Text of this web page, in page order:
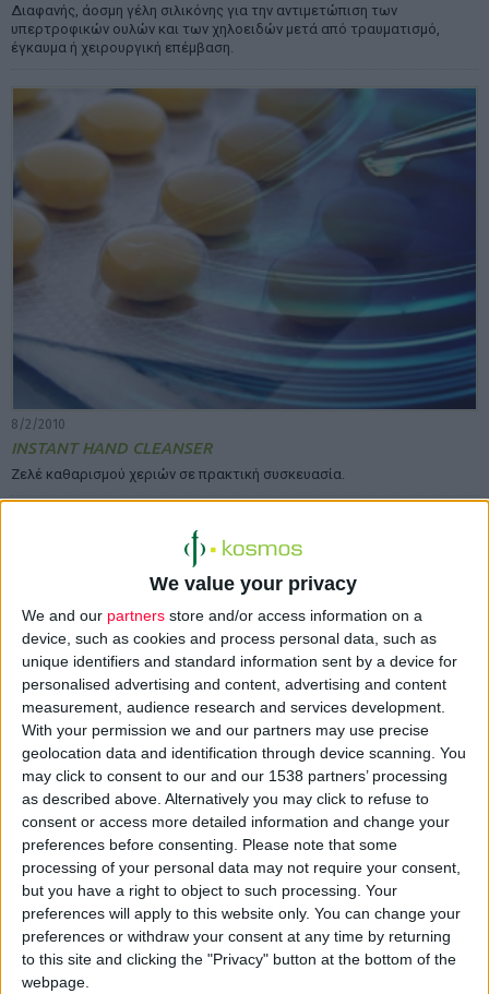
We value your privacy
We and our partners store and/or access information on a
device, such as cookies and process personal data, such as
unique identifiers and standard information sent by a device for
personalised advertising and content, advertising and content
measurement, audience research and services development.
With your permission we and our partners may use precise
geolocation data and identification through device scanning. You
may click to consent to our and our 1538 partners’ processing
as described above. Alternatively you may click to refuse to
consent or access more detailed information and change your
preferences before consenting.
Please note that some
processing of your personal data may not require your consent,
but you have a right to object to such processing. Your
preferences will apply to this website only. You can change your
preferences or withdraw your consent at any time by returning
to this site and clicking the "Privacy" button at the bottom of the
webpage.
Διαφανής, άοσµη γέλη σιλικόνης για την αντιµετώπιση των
υπερτροφικών ουλών και των χηλοειδών µετά από τραυµατισµό,
έγκαυµα ή χειρουργική επέµβαση.
8/2/2010
INSTANT HAND CLEANSER
Ζελέ καθαρισµού χεριών σε πρακτική συσκευασία.
8/2/2010
FREZYKELD CREAM
Απαλή κρέµα αντιμετώπισης των ουλών.